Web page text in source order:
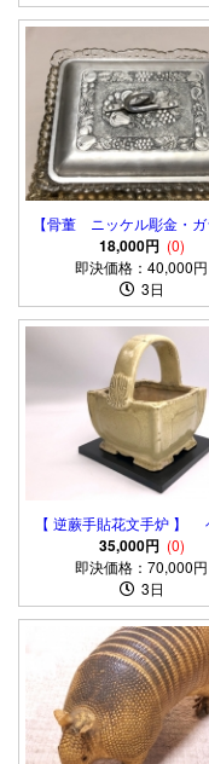
【骨董 ニッケル彫金・
子鉢】 金工・ガラス工編
品 旧家蔵出し
18,000円 (0)
即決価格：40,000円
3日
【 逆蕨手貼花文手炉 】
ズム文化
35,000円 (0)
即決価格：70,000円
3日